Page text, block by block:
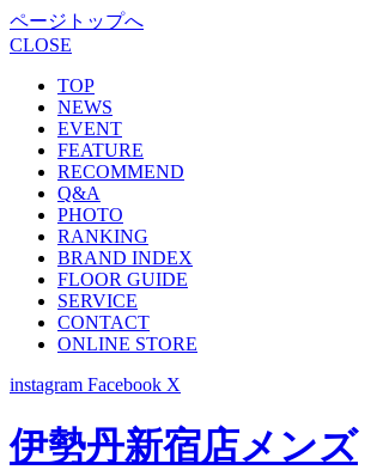
ページトップへ
CLOSE
TOP
NEWS
EVENT
FEATURE
RECOMMEND
Q&A
PHOTO
RANKING
BRAND INDEX
FLOOR GUIDE
SERVICE
CONTACT
ONLINE STORE
instagram Facebook X
伊勢丹新宿店メンズ